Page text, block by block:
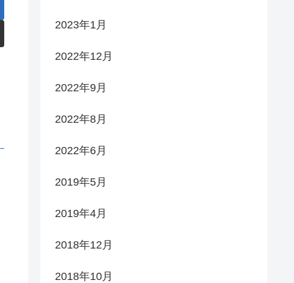
2023年1月
2022年12月
2022年9月
2022年8月
2022年6月
2019年5月
2019年4月
2018年12月
2018年10月